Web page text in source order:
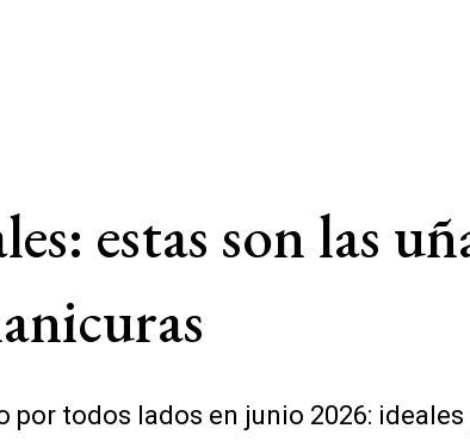
estas son las
por todos lados en junio 2026: